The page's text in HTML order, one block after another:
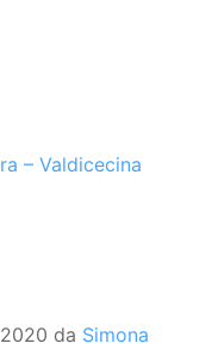
– Valdicecina
da Simona